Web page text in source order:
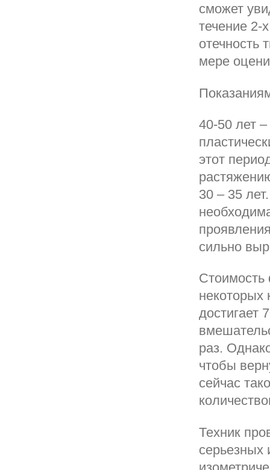
сможет
течение 2-
отечность
мере
40-50 лет
этот
30 – 35
сильно
Стоимость
некоторых
достигает
раз.
чтобы
сейчас
Техник
серьезных